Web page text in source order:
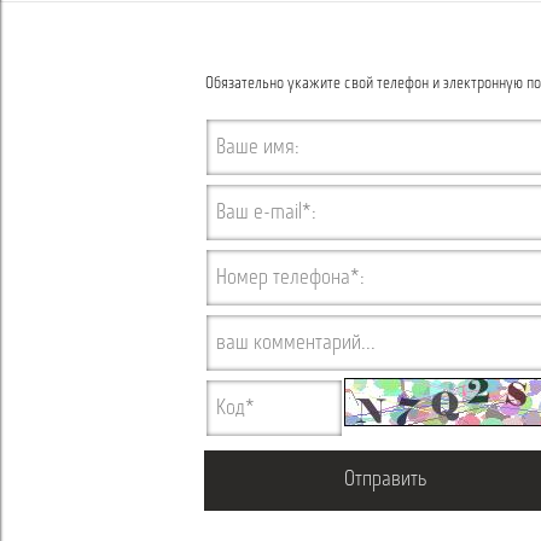
Обязательно укажите свой телефон и электронную